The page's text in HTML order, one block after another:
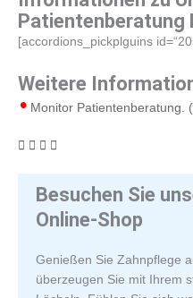
Patientenberatung
[accordions_pickplguins
Weitere
Monitor Patientenberatung.
Besuchen Sie
Online-Shop
Genießen Sie Zahnpflege
überzeugen Sie mit Ihrem